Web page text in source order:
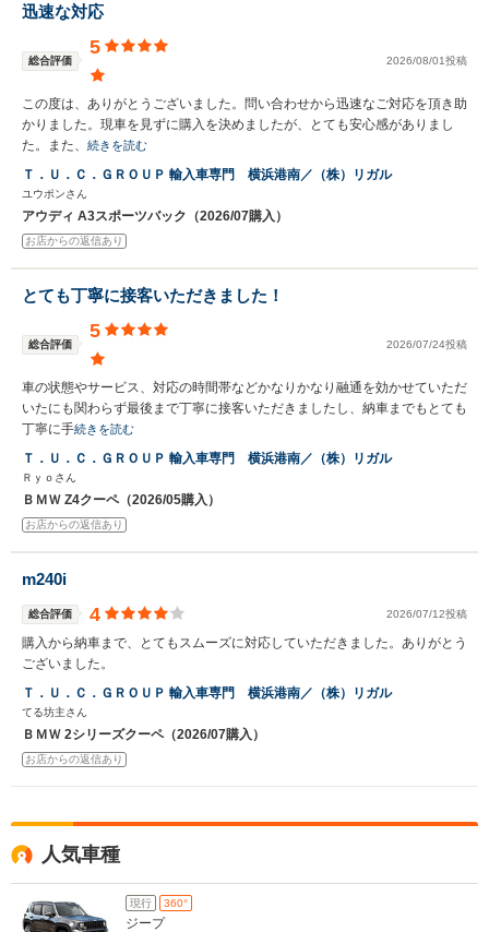
迅速な対応
総合評価
5
2026/08/01投稿
この度は、ありがとうございました。問い合わせから迅速なご対応を頂き助
かりました。現車を見ずに購入を決めましたが、とても安心感がありまし
た。また、 続きを読む
Ｔ．Ｕ．Ｃ．ＧＲＯＵＰ 輸入車専門 横浜港南／（株）リガル
ユウポンさん
アウディ A3スポーツバック（2026/07購入）
お店からの返信あり
とても丁寧に接客いただきました！
総合評価
5
2026/07/24投稿
車の状態やサービス、対応の時間帯などかなりかなり融通を効かせていただ
いたにも関わらず最後まで丁寧に接客いただきましたし、納車までもとても
丁寧に手続きを読む
Ｔ．Ｕ．Ｃ．ＧＲＯＵＰ 輸入車専門 横浜港南／（株）リガル
Ｒｙｏさん
ＢＭＷ Z4クーペ（2026/05購入）
お店からの返信あり
m240i
総合評価 4 2026/07/12投稿
購入から納車まで、とてもスムーズに対応していただきました。ありがとう
ございました。
Ｔ．Ｕ．Ｃ．ＧＲＯＵＰ 輸入車専門 横浜港南／（株）リガル
てる坊主さん
ＢＭＷ 2シリーズクーペ（2026/07購入）
お店からの返信あり
人気車種
現行 360°
ジープ